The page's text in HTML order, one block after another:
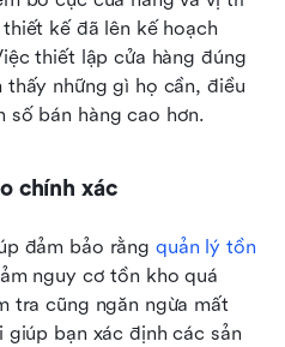
kế đã lên kế hoạch
thiết lập cửa hàng đúng
những gì họ cần, điều
số bán hàng cao hơn.
chính xác
đảm bảo rằng quản lý tồn
nguy cơ tồn kho quá
tra cũng ngăn ngừa mất
bạn xác định các sản